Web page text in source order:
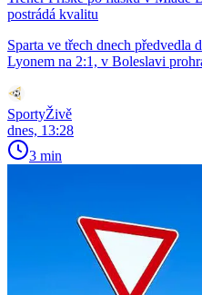
postrádá kvalitu
Sparta ve třech dnech předvedla
Lyonem na 2:1, v Boleslavi
SportyŽivě
dnes, 13:28
3 min